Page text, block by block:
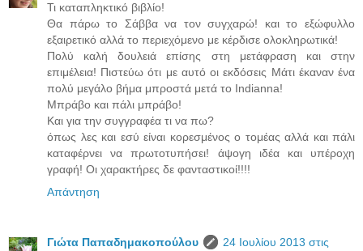
Τι καταπληκτικό βιβλίο!
Θα πάρω το Σάββα να τον συγχαρώ! και το εξώφυλλο
εξαιρετικό αλλά το περιεχόμενο με κέρδισε ολοκληρωτικά!
Πολύ καλή δουλειά επίσης στη μετάφραση και στην
επιμέλεια! Πιστεύω ότι με αυτό οι εκδόσεις Μάτι έκαναν ένα
πολύ μεγάλο βήμα μπροστά μετά το Indianna!
Μπράβο και πάλι μπράβο!
Και για την συγγραφέα τι να πω?
όπως λες και εσύ είναι κορεσμένος ο τομέας αλλά και πάλι
καταφέρνει να πρωτοτυπήσει! άψογη ιδέα και υπέροχη
γραφή! Οι χαρακτήρες δε φανταστικοί!!!!
Απάντηση
Γιώτα Παπαδημακοπούλου
24 Ιουλίου 2013 στις